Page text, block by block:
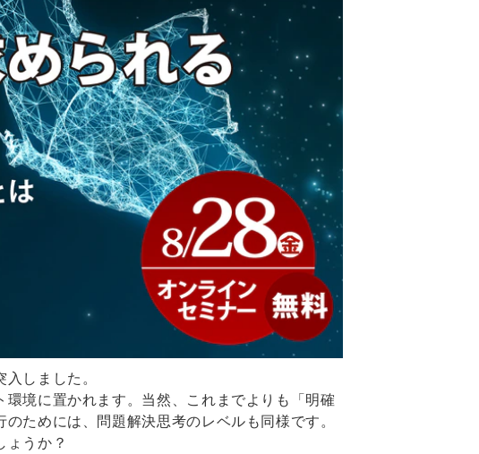
しました。
境に置かれます。当然、これまでよりも「明確
ためには、問題解決思考のレベルも同様です。
ょうか？